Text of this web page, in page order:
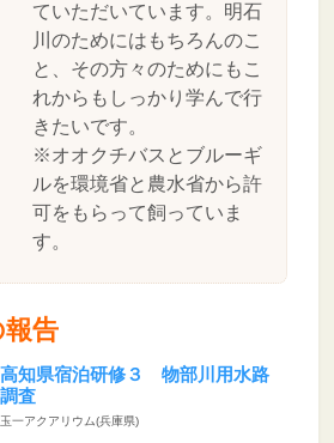
ていただいています。明石
川のためにはもちろんのこ
と、その方々のためにもこ
れからもしっかり学んで行
きたいです。
※オオクチバスとブルーギ
ルを環境省と農水省から許
可をもらって飼っていま
す。
告
高知県宿泊研修３ 物部川用水路
調査
玉一アクアリウム(兵庫県)